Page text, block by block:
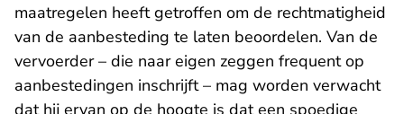
maatregelen heeft getroffen om de rechtmatigheid
van de aanbesteding te laten beoordelen. Van de
vervoerder – die naar eigen zeggen frequent op
aanbestedingen inschrijft – mag worden verwacht
dat hij ervan op de hoogte is dat een spoedige